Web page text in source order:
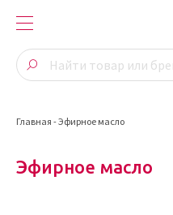
Главная -Эфирное масло
Эфирное масло